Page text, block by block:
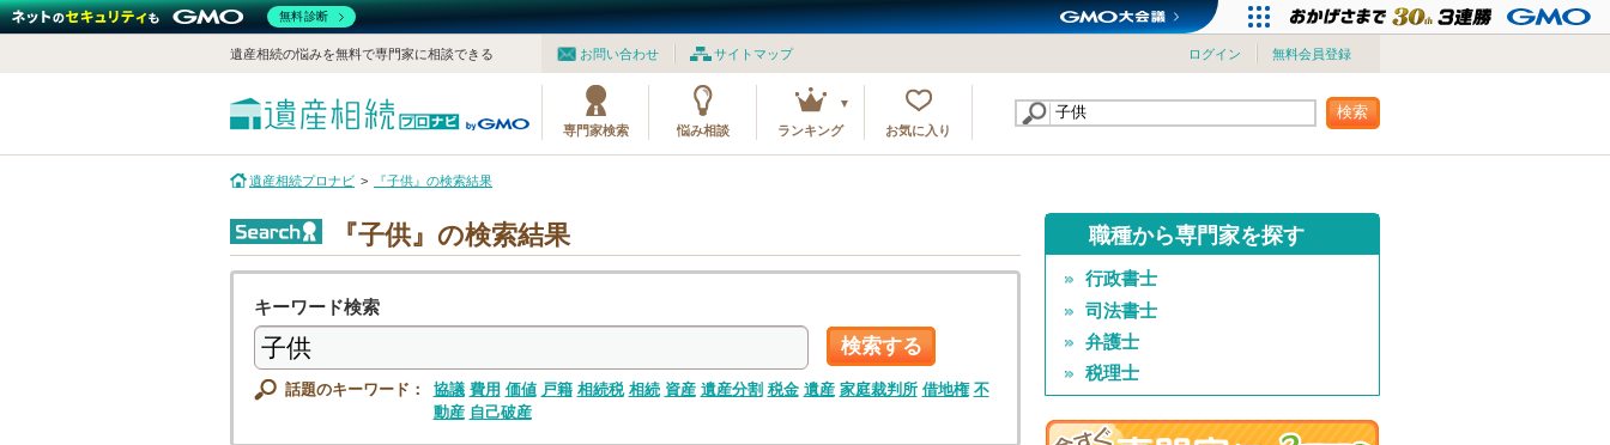
お問い合わせ サイトマップ ログイン 無料会員登録
遺産相続の悩みを無料で専門家に相談できる
専門家検索 悩み相談 ランキング お気に入り
検索
遺産相続プロナビ 『子供』の検索結果
『子供』の検索結果
キーワード検索
検索する
話題のキーワード： 協議 費用 価値 戸籍 相続税 相続 資産 遺産分割 税金 遺産 家庭裁判所 借地権 不
動産 自己破産
職種から専門家を探す
行政書士
司法書士
弁護士
税理士
無料診断